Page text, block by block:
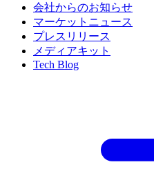
会社からのお知らせ
マーケットニュース
プレスリリース
メディアキット
Tech Blog